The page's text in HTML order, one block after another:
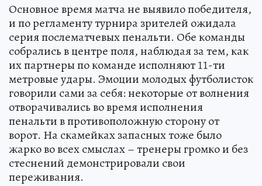
Основное время матча не выявило победителя,
и по регламенту турнира зрителей ожидала
серия послематчевых пенальти. Обе команды
собрались в центре поля, наблюдая за тем, как
их партнеры по команде исполняют 11-ти
метровые удары. Эмоции молодых футболисток
говорили сами за себя: некоторые от волнения
отворачивались во время исполнения
пенальти в противоположную сторону от
ворот. На скамейках запасных тоже было
жарко во всех смыслах – тренеры громко и без
стеснений демонстрировали свои
переживания.